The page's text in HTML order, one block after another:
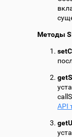
Методы
API